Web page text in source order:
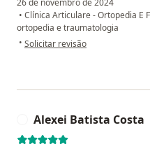
26 de novembro de 2024
• Clínica Articulare - Ortopedia E
ortopedia e traumatologia
• na opinião do utilizador
Solicitar revisão
Alexei Batista Costa